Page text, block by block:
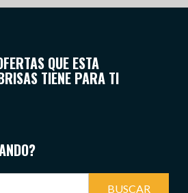
QUE ESTA
TIENE PARA TI